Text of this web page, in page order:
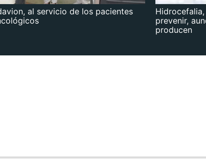
al servicio de los pacientes
prevenir,
producen